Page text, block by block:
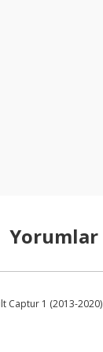
Yorumlar
Captur 1 (2013-2020)